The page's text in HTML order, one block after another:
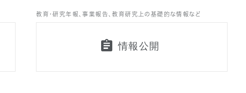
教育・研究年報、事業報告、教育研究上の基礎的な情報など
情報公開